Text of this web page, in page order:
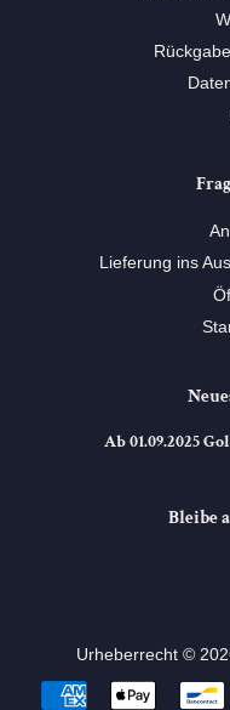
Lieferung ins
Ab 01.09.2025
Bleibe
Urheberrecht ©